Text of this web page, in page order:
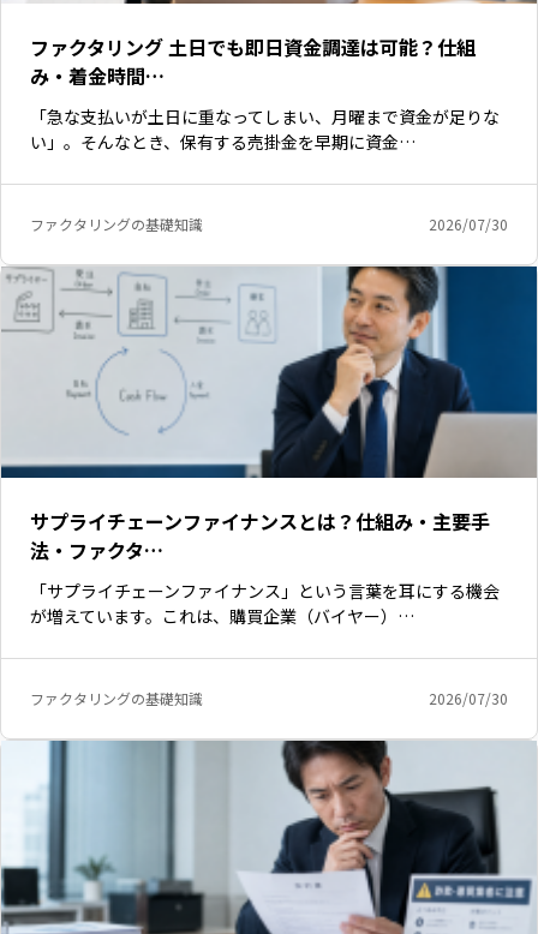
ファクタリング 土日でも即日資金調達は可能？仕組
み・着金時間…
「急な支払いが土日に重なってしまい、月曜まで資金が足りな
い」。そんなとき、保有する売掛金を早期に資金…
ファクタリングの基礎知識 2026/07/30
サプライチェーンファイナンスとは？仕組み・主要手
法・ファクタ…
「サプライチェーンファイナンス」という言葉を耳にする機会
が増えています。これは、購買企業（バイヤー）…
ファクタリングの基礎知識 2026/07/30